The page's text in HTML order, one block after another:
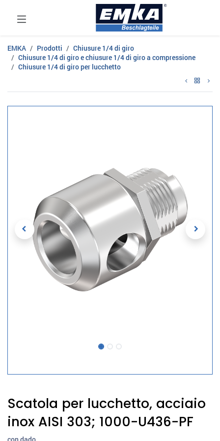
EMKA Prodotti
Chiusure 1/4 di giro
Chiusure 1/4 di giro e chiusure 1/4 di giro a compressione
Chiusure 1/4 di giro per lucchetto
Scatola per lucchetto, acciaio
inox AISI 303; 1000-U436-PF